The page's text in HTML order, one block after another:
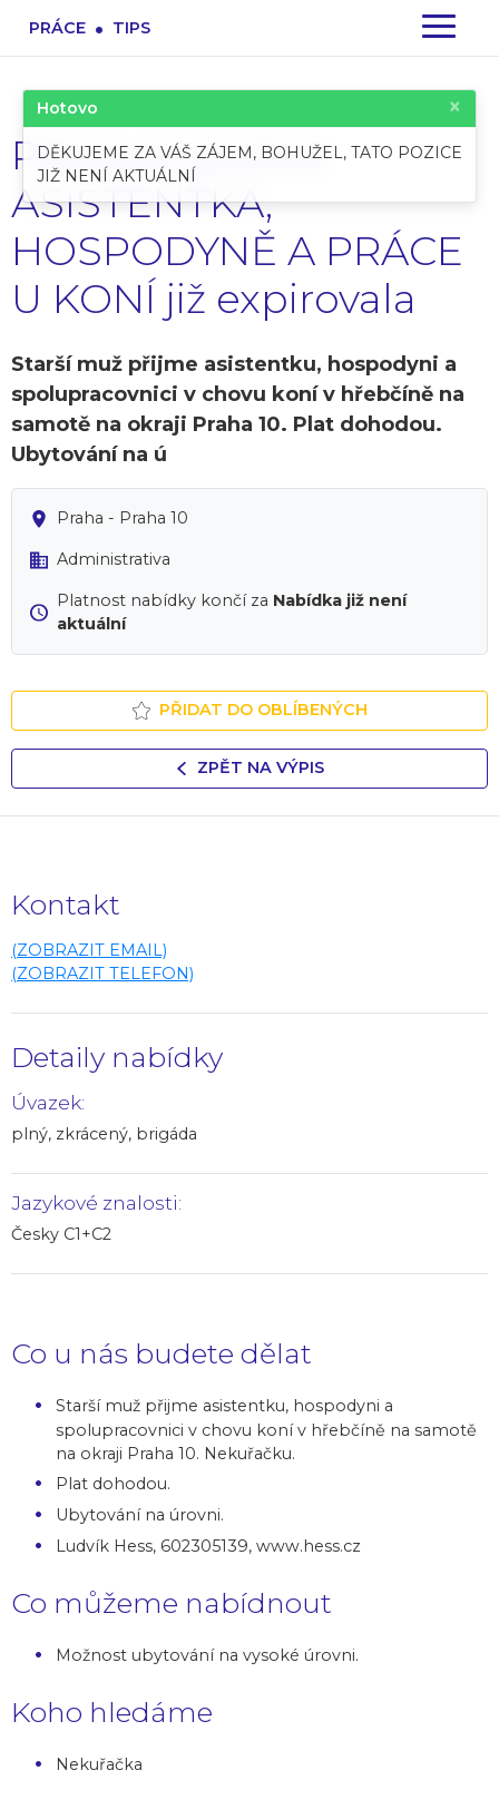
PRÁCE . TIPS
Pracovní pozice:
ASISTENTKA,
HOSPODYNĚ A PRÁCE
U KONÍ již expirovala
Starší muž přijme asistentku, hospodyni a
spolupracovnici v chovu koní v hřebčíně na
samotě na okraji Praha 10. Plat dohodou.
Ubytování na ú
Praha - Praha 10
Administrativa
Platnost nabídky končí za Nabídka již není
aktuální
PŘIDAT DO OBLÍBENÝCH
ZPĚT NA VÝPIS
Kontakt
(ZOBRAZIT EMAIL)
(ZOBRAZIT TELEFON)
Detaily nabídky
Úvazek:
plný, zkrácený, brigáda
Jazykové znalosti:
Česky C1+C2
Co u nás budete dělat
Starší muž přijme asistentku, hospodyni a
spolupracovnici v chovu koní v hřebčíně na samotě
na okraji Praha 10. Nekuřačku.
Plat dohodou.
Ubytování na úrovni.
Ludvík Hess, 602305139, www.hess.cz
Co můžeme nabídnout
Možnost ubytování na vysoké úrovni.
Koho hledáme
Nekuřačka
Hotovo ×
DĚKUJEME ZA VÁŠ ZÁJEM, BOHUŽEL, TATO POZICE
JIŽ NENÍ AKTUÁLNÍ